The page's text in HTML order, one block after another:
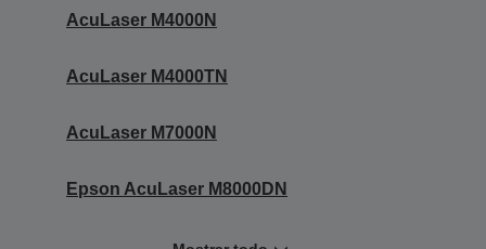
AcuLaser M4000N
AcuLaser M4000TN
AcuLaser M7000N
Epson AcuLaser M8000DN